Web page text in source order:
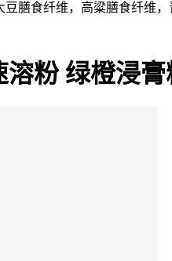
膳食纤维，高粱膳食纤维
溶粉 绿橙浸膏